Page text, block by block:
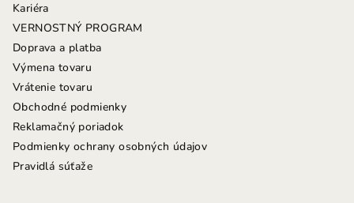
Kariéra
VERNOSTNÝ PROGRAM
Doprava a platba
Výmena tovaru
Vrátenie tovaru
Obchodné podmienky
Reklamačný poriadok
Podmienky ochrany osobných údajov
Pravidlá súťaže